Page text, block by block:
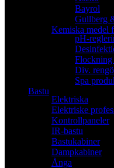
Bayrol
Gullberg
Kemiska medel
pH-
Flockning
Div.
Spa
Bastu
Elektriska
Elektriske
Kontrollpaneler
IR-bastu
Bastukabiner
Dampkabiner
Ånga